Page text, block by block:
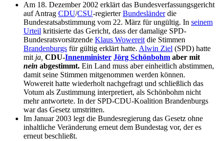
Am 18. Dezember 2002 erklärt das Bundesverfassungsgericht
auf Antrag CDU/CSU-regierterBundesländerdie
Bundesratsabstimmung vom 22. März für ungültig. In seinem
Urteil kritisierte das Gericht, dass der damalige SPD-
Bundesratsvorsitzende Klaus Wowereit die Stimmen
Brandenburgs für gültig erklärt hatte. Alwin Ziel (SPD) hatte
mit ja, CDU-Innenminister Jörg Schönbohm aber mit
nein abgestimmt. Ein Land muss aber einheitlich abstimmen,
damit seine Stimmen mitgenommen werden können.
Wowereit hatte wiederholt nachgefragt und schließlich das
Votum als Zustimmung interpretiert, als Schönbohm nicht
mehr antwortete. In der SPD-CDU-Koalition Brandenburgs
war das Gesetz umstritten.
Im Januar 2003 legt die Bundesregierung das Gesetz ohne
inhaltliche Veränderung erneut dem Bundestag vor, der es
erneut beschließt.